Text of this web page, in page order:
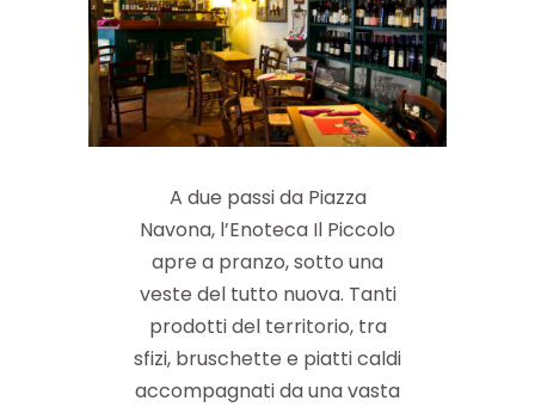
A due passi da Piazza
Navona, l’Enoteca Il Piccolo
apre a pranzo, sotto una
veste del tutto nuova. Tanti
prodotti del territorio, tra
sfizi, bruschette e piatti caldi
accompagnati da una vasta